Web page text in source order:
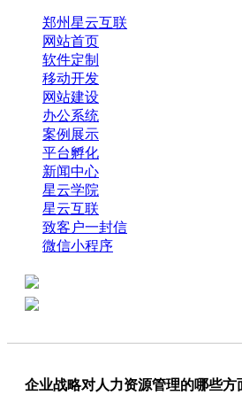
郑州星云互联
网站首页
软件定制
移动开发
网站建设
办公系统
案例展示
平台孵化
新闻中心
星云学院
星云互联
致客户一封信
微信小程序
企业战略对人力资源管理的哪些方